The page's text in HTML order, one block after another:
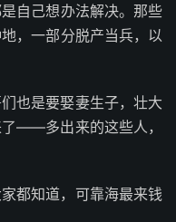
自己想办法解决。那些
，一部分脱产当兵，以
也是要娶妻生子，壮大
——多出来的这些人，
都知道，可靠海最来钱